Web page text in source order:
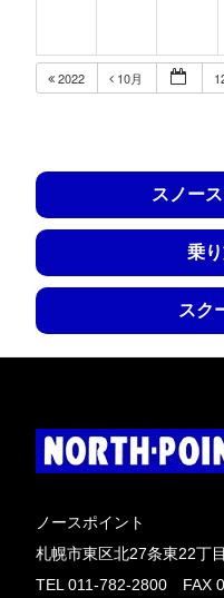
2022 10月
スノー
乗
スク
ノースポイント
札幌市東区北27条東22丁
TEL 011-782-2800 FAX